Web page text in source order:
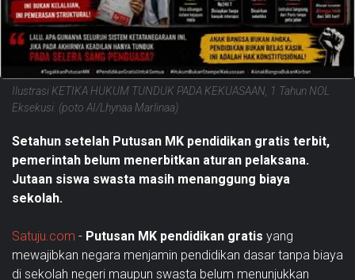
Ilustrasi KETIKA HUKUM TUNDUK PADA KEKUASAAN, 1 Tahun NOL
Eksekusi. (poto AI/Lhynaa Marlinaa)
Setahun setelah Putusan MK pendidikan gratis terbit,
pemerintah belum menerbitkan aturan pelaksana.
Jutaan siswa swasta masih menanggung biaya
sekolah.
Satuju.com - Putusan MK pendidikan gratis yang
mewajibkan negara menjamin pendidikan dasar tanpa biaya
di sekolah negeri maupun swasta belum menunjukkan